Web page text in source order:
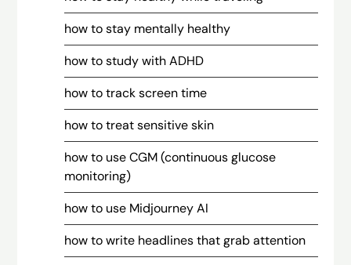
how to stay mentally healthy
how to study with ADHD
how to track screen time
how to treat sensitive skin
how to use CGM (continuous glucose
monitoring)
how to use Midjourney AI
how to write headlines that grab attention